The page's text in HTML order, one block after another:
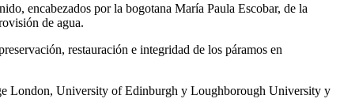
encabezados por la bogotana María Paula Escobar, de la
de agua.
restauración e integridad de los páramos en
London, University of Edinburgh y Loughborough University y